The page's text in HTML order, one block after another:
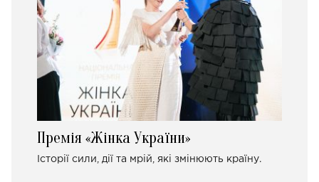
Премія «Жінка України»
Історії сили, дії та мрій, які змінюють країну.